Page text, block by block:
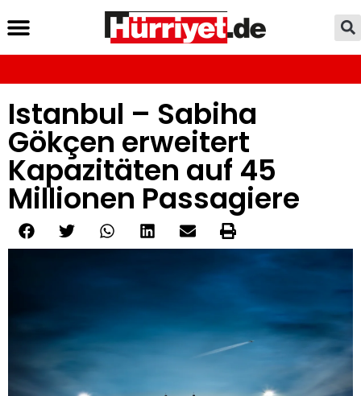
Istanbul – Sabiha
Gökçen erweitert
Kapazitäten auf 45
Millionen Passagiere